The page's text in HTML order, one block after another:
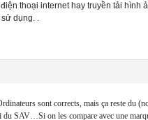
thoại internet hay truyền tải hình
dụng. .
sont corrects, mais ça reste du
du SAV…Si on les compare avec une